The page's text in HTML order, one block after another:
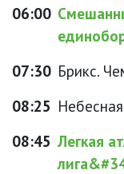
06:00
07:30 Брикс.
08:25
08:45 Легкая